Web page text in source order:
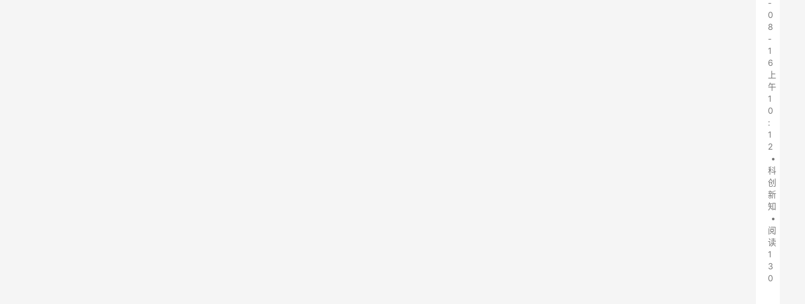
-
0
8
-
1
6
上
午
1
0
:
1
2
•
科
创
新
知
•
阅
读
1
3
0